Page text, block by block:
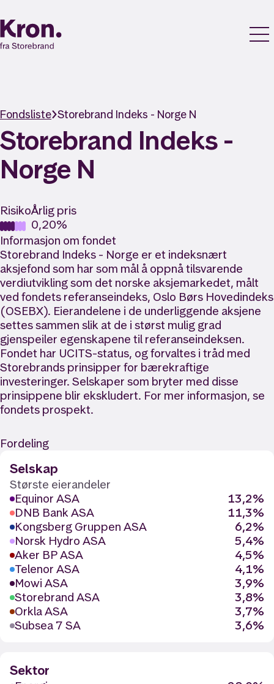
Fondsliste Storebrand Indeks - Norge N
Storebrand Indeks -
Norge N
RisikoÅrlig pris
0,20%
Informasjon om fondet
Storebrand Indeks - Norge er et indeksnært
aksjefond som har som mål å oppnå tilsvarende
verdiutvikling som det norske aksjemarkedet, målt
ved fondets referanseindeks, Oslo Børs Hovedindeks
(OSEBX). Eierandelene i de underliggende aksjene
settes sammen slik at de i størst mulig grad
gjenspeiler egenskapene til referanseindeksen.
Fondet har UCITS-status, og forvaltes i tråd med
Storebrands prinsipper for bærekraftige
investeringer. Selskaper som bryter med disse
prinsippene blir ekskludert. For mer informasjon, se
fondets prospekt.
Fordeling
Selskap
Største eierandeler
Equinor ASA
13,2%
DNB Bank ASA
11,3%
Kongsberg Gruppen ASA
6,2%
Norsk Hydro ASA
5,4%
Aker BP ASA
4,5%
Telenor ASA
4,1%
Mowi ASA
3,9%
Storebrand ASA
3,8%
Orkla ASA
3,7%
Subsea 7 SA
3,6%
Sektor